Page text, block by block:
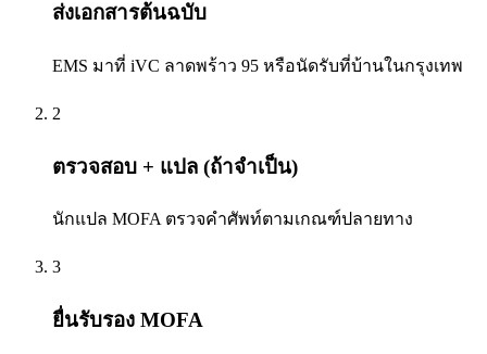
ส่งเอกสารต้นฉบับ
EMS มาที่ iVC ลาดพร้าว 95 หรือนัดรับที่บ้านในกรุงเทพ
2
ตรวจสอบ + แปล (ถ้าจำเป็น)
นักแปล MOFA ตรวจคำศัพท์ตามเกณฑ์ปลายทาง
3
ยื่นรับรอง MOFA